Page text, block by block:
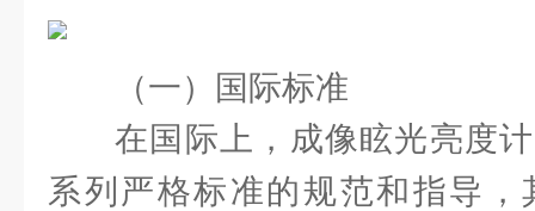
（一）国际标准
在国际上，成像眩光亮度
系列严格标准的规范和指导